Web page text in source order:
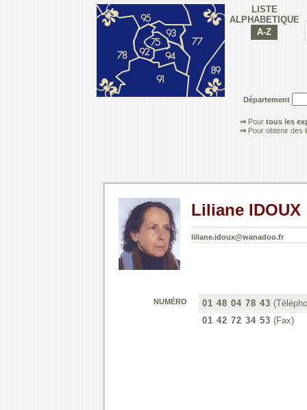
LISTE
ALPHABETIQUE
⇒ Pour tous les
⇒ Pour obtenir des
Département
Liliane IDOUX
liliane.idoux@wanadoo.fr
NUMÉRO 01 48 04 78 43
01 42 72 34 53 (Fax)